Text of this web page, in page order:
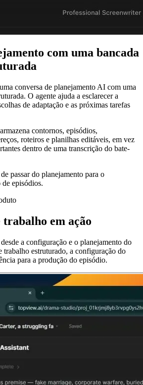
com uma bancada
conversa de planejamento AI com uma
O agente ajuda a esclarecer a
de adaptação e as próximas tarefas
contornos, episódios,
roteiros e planilhas editáveis, em vez
dentro de uma transcrição do bate-
passar do planejamento para o
episódios.
em ação
a configuração e o planejamento do
trabalho estruturado, a configuração do
para a produção do episódio.